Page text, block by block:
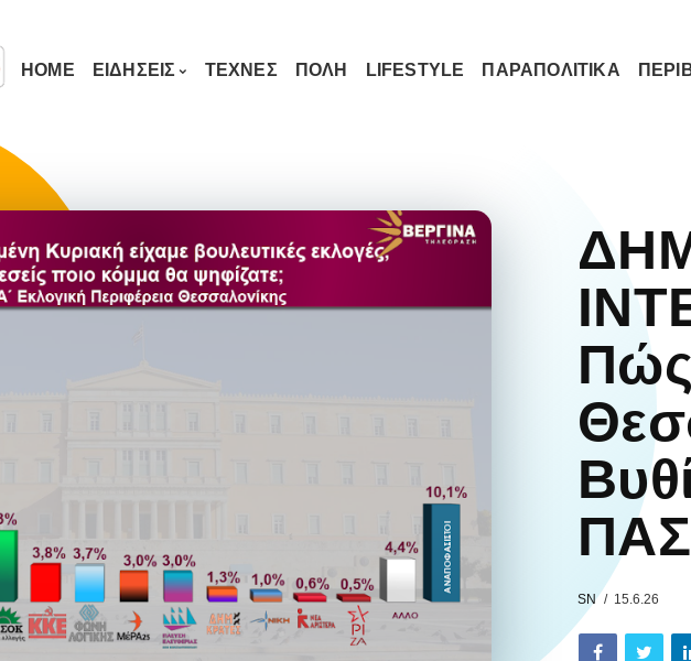
HOME ΕΙΔΗΣΕΙΣ ΤΕΧΝΕΣ ΠΟΛΗ LIFESTYLE ΠΑΡΑΠΟΛΙΤΙΚΑ
Πώς
SN 15.6.26